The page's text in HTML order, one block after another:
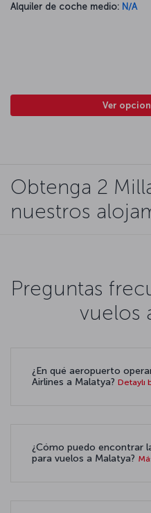
Alquiler de coche medio: N/A
Ver
Obtenga 2
nuestros
Preguntas
vuelos
¿En qué aeropuerto
Airlines a Malatya? Detaylı
¿Cómo puedo encontrar
para vuelos a Malatya?